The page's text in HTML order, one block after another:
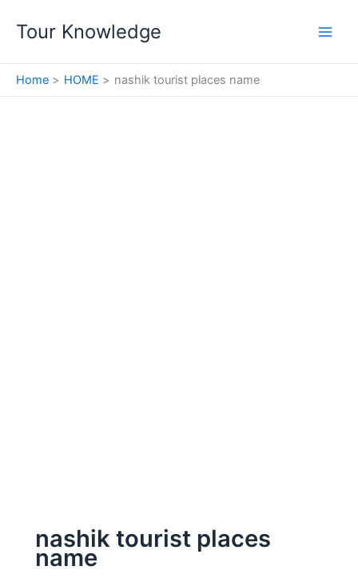
Tour Knowledge
Home HOME nashik tourist places name
nashik tourist places
name